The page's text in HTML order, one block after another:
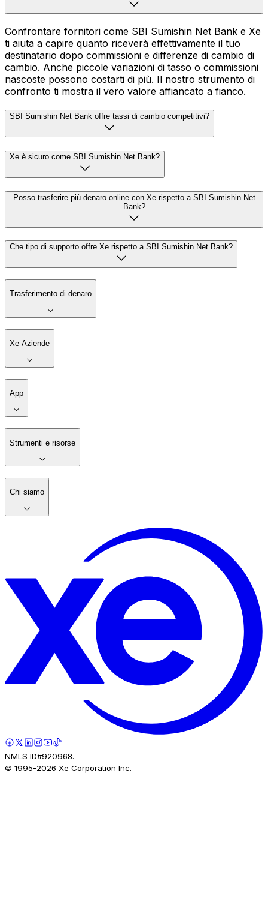
Confrontare fornitori come SBI Sumishin Net Bank e Xe
ti aiuta a capire quanto riceverà effettivamente il tuo
destinatario dopo commissioni e differenze di cambio di
cambio. Anche piccole variazioni di tasso o commissioni
nascoste possono costarti di più. Il nostro strumento di
confronto ti mostra il vero valore affiancato a fianco.
SBI Sumishin Net Bank offre tassi di cambio competitivi?
Xe è sicuro come SBI Sumishin Net Bank?
Posso trasferire più denaro online con Xe rispetto a SBI Sumishin Net
Bank?
Che tipo di supporto offre Xe rispetto a SBI Sumishin Net Bank?
Trasferimento di denaro
Xe Aziende
App
Strumenti e risorse
Chi siamo
NMLS ID#920968.
© 1995-2026 Xe Corporation Inc.